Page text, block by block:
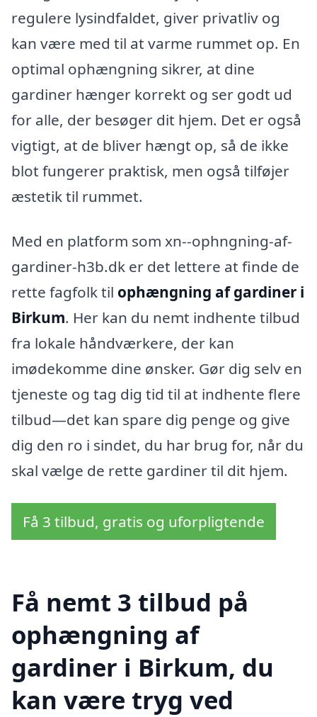
regulere lysindfaldet, giver privatliv og
kan være med til at varme rummet op. En
optimal ophængning sikrer, at dine
gardiner hænger korrekt og ser godt ud
for alle, der besøger dit hjem. Det er også
vigtigt, at de bliver hængt op, så de ikke
blot fungerer praktisk, men også tilføjer
æstetik til rummet.
Med en platform som xn--ophngning-af-
gardiner-h3b.dk er det lettere at finde de
rette fagfolk til ophængning af gardiner i
Birkum. Her kan du nemt indhente tilbud
fra lokale håndværkere, der kan
imødekomme dine ønsker. Gør dig selv en
tjeneste og tag dig tid til at indhente flere
tilbud—det kan spare dig penge og give
dig den ro i sindet, du har brug for, når du
skal vælge de rette gardiner til dit hjem.
Få 3 tilbud, gratis og uforpligtende
Få nemt 3 tilbud på
ophængning af
gardiner i Birkum, du
kan være tryg ved